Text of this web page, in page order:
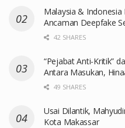
Malaysia & Indonesia
Ancaman Deepfake
42 SHARES
“Pejabat Anti-Kritik”
Antara Masukan,
49 SHARES
Usai Dilantik,
Kota Makassar